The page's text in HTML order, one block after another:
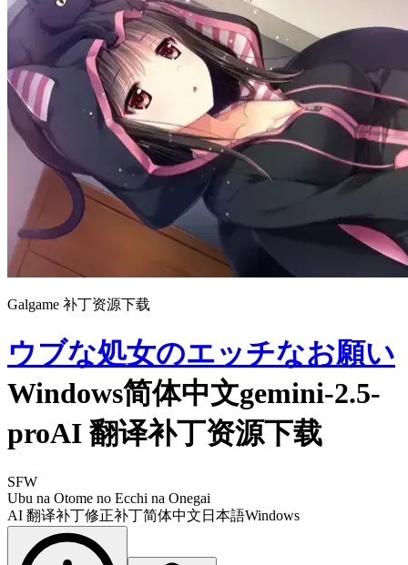
Galgame 补丁资源下载
ウブな処女のエッチなお願い
Windows简体中文gemini-2.5-
proAI 翻译补丁资源下载
SFW
Ubu na Otome no Ecchi na Onegai
AI 翻译补丁修正补丁简体中文 日本語Windows